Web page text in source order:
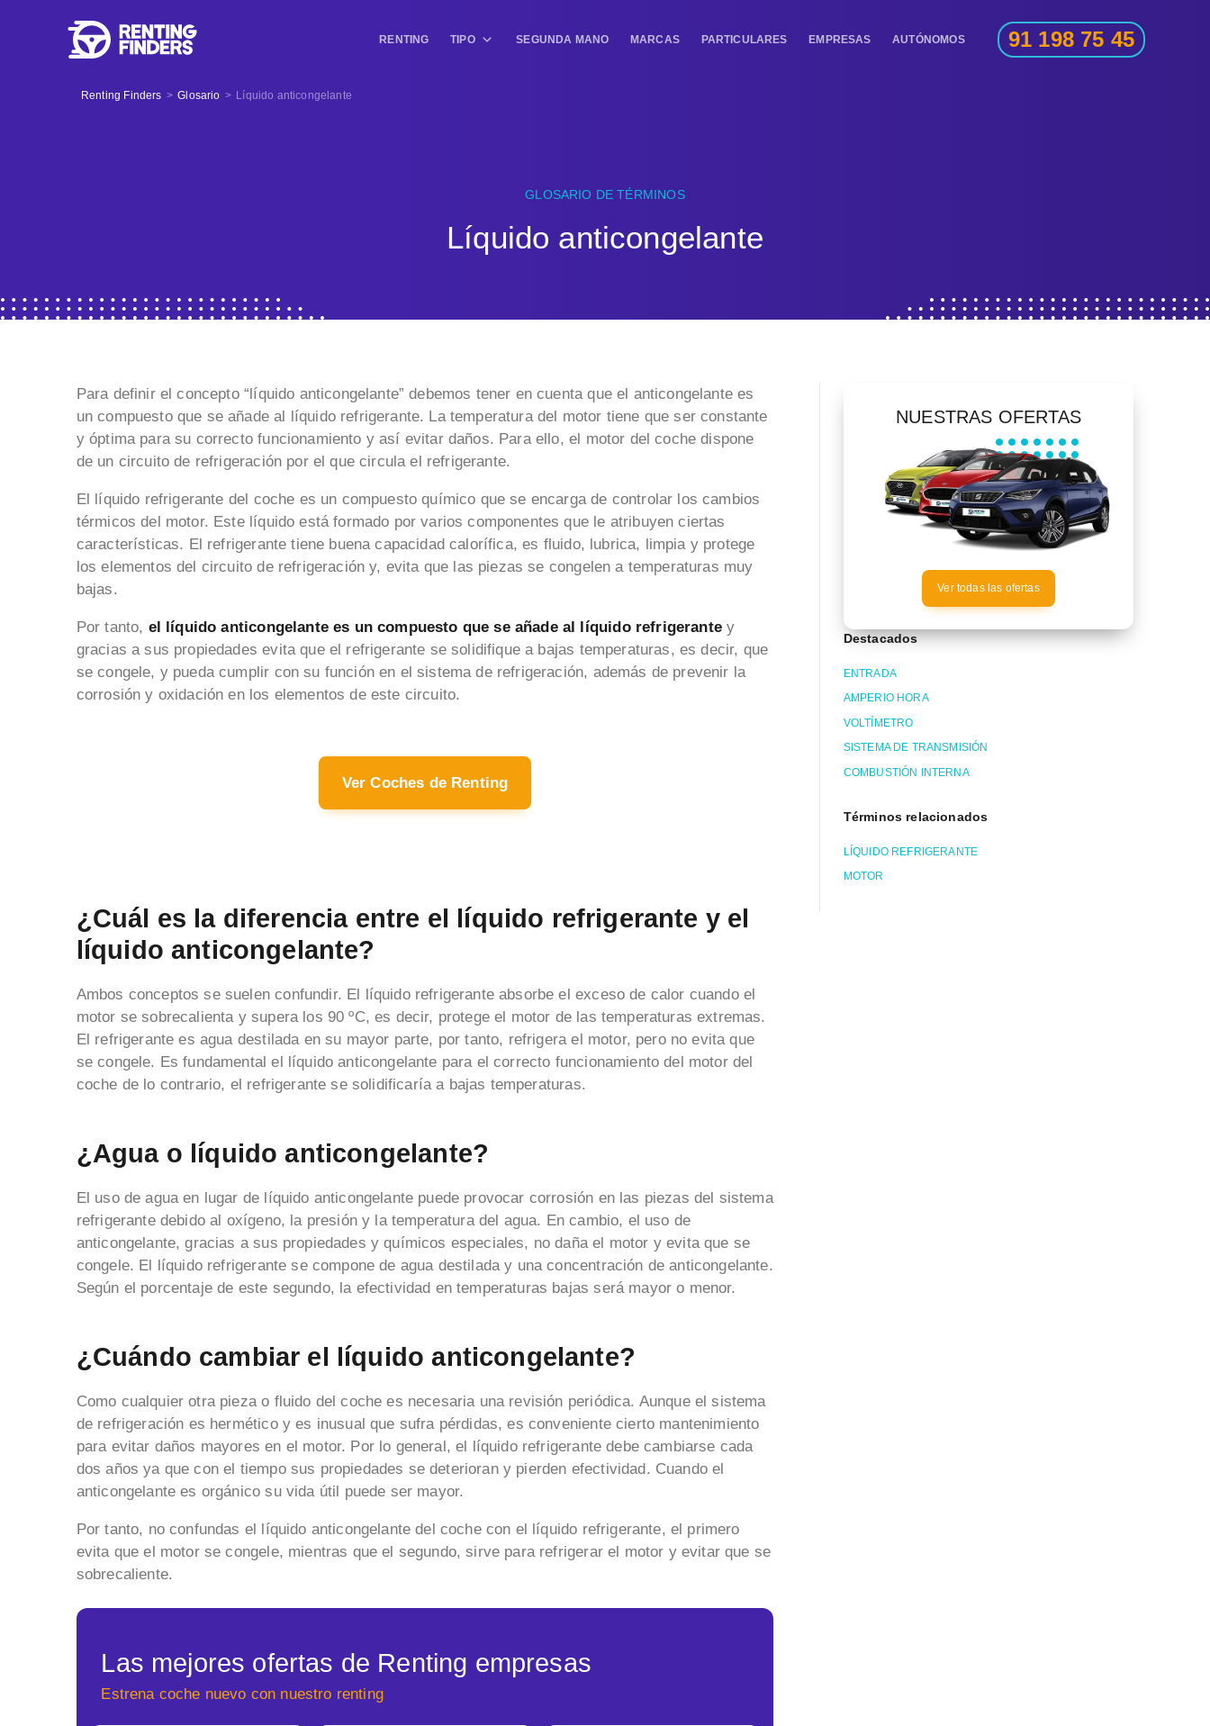
RENTING TIPO SEGUNDA MANO MARCAS PARTICULARES EMPRESAS AUTÓNOMOS 91 198 75 45
Renting Finders > Glosario > Líquido anticongelante
GLOSARIO DE TÉRMINOS
Líquido anticongelante
Para definir el concepto “líquido anticongelante” debemos tener en cuenta que el anticongelante es
un compuesto que se añade al líquido refrigerante. La temperatura del motor tiene que ser constante
y óptima para su correcto funcionamiento y así evitar daños. Para ello, el motor del coche dispone
de un circuito de refrigeración por el que circula el refrigerante.
El líquido refrigerante del coche es un compuesto químico que se encarga de controlar los cambios
térmicos del motor. Este líquido está formado por varios componentes que le atribuyen ciertas
características. El refrigerante tiene buena capacidad calorífica, es fluido, lubrica, limpia y protege
los elementos del circuito de refrigeración y, evita que las piezas se congelen a temperaturas muy
bajas.
Por tanto, el líquido anticongelante es un compuesto que se añade al líquido refrigerantey
gracias a sus propiedades evita que el refrigerante se solidifique a bajas temperaturas, es decir, que
se congele, y pueda cumplir con su función en el sistema de refrigeración, además de prevenir la
corrosión y oxidación en los elementos de este circuito.
Ver Coches de Renting
¿Cuál es la diferencia entre el líquido refrigerante y el
líquido anticongelante?
Ambos conceptos se suelen confundir. El líquido refrigerante absorbe el exceso de calor cuando el
motor se sobrecalienta y supera los 90 ºC, es decir, protege el motor de las temperaturas extremas.
El refrigerante es agua destilada en su mayor parte, por tanto, refrigera el motor, pero no evita que
se congele. Es fundamental el líquido anticongelante para el correcto funcionamiento del motor del
coche de lo contrario, el refrigerante se solidificaría a bajas temperaturas.
¿Agua o líquido anticongelante?
El uso de agua en lugar de líquido anticongelante puede provocar corrosión en las piezas del sistema
refrigerante debido al oxígeno, la presión y la temperatura del agua. En cambio, el uso de
anticongelante, gracias a sus propiedades y químicos especiales, no daña el motor y evita que se
congele. El líquido refrigerante se compone de agua destilada y una concentración de anticongelante.
Según el porcentaje de este segundo, la efectividad en temperaturas bajas será mayor o menor.
¿Cuándo cambiar el líquido anticongelante?
Como cualquier otra pieza o fluido del coche es necesaria una revisión periódica. Aunque el sistema
de refrigeración es hermético y es inusual que sufra pérdidas, es conveniente cierto mantenimiento
para evitar daños mayores en el motor. Por lo general, el líquido refrigerante debe cambiarse cada
dos años ya que con el tiempo sus propiedades se deterioran y pierden efectividad. Cuando el
anticongelante es orgánico su vida útil puede ser mayor.
Por tanto, no confundas el líquido anticongelante del coche con el líquido refrigerante, el primero
evita que el motor se congele, mientras que el segundo, sirve para refrigerar el motor y evitar que se
sobrecaliente.
Las mejores ofertas de Renting empresas
Estrena coche nuevo con nuestro renting
NUESTRAS OFERTAS
Ver todas las ofertas
Destacados
ENTRADA
AMPERIO HORA
VOLTÍMETRO
SISTEMA DE TRANSMISIÓN
COMBUSTIÓN INTERNA
Términos relacionados
LÍQUIDO REFRIGERANTE
MOTOR